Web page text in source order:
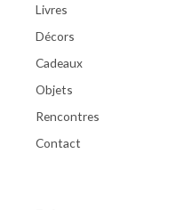
Livres
Décors
Cadeaux
Objets
Rencontres
Contact